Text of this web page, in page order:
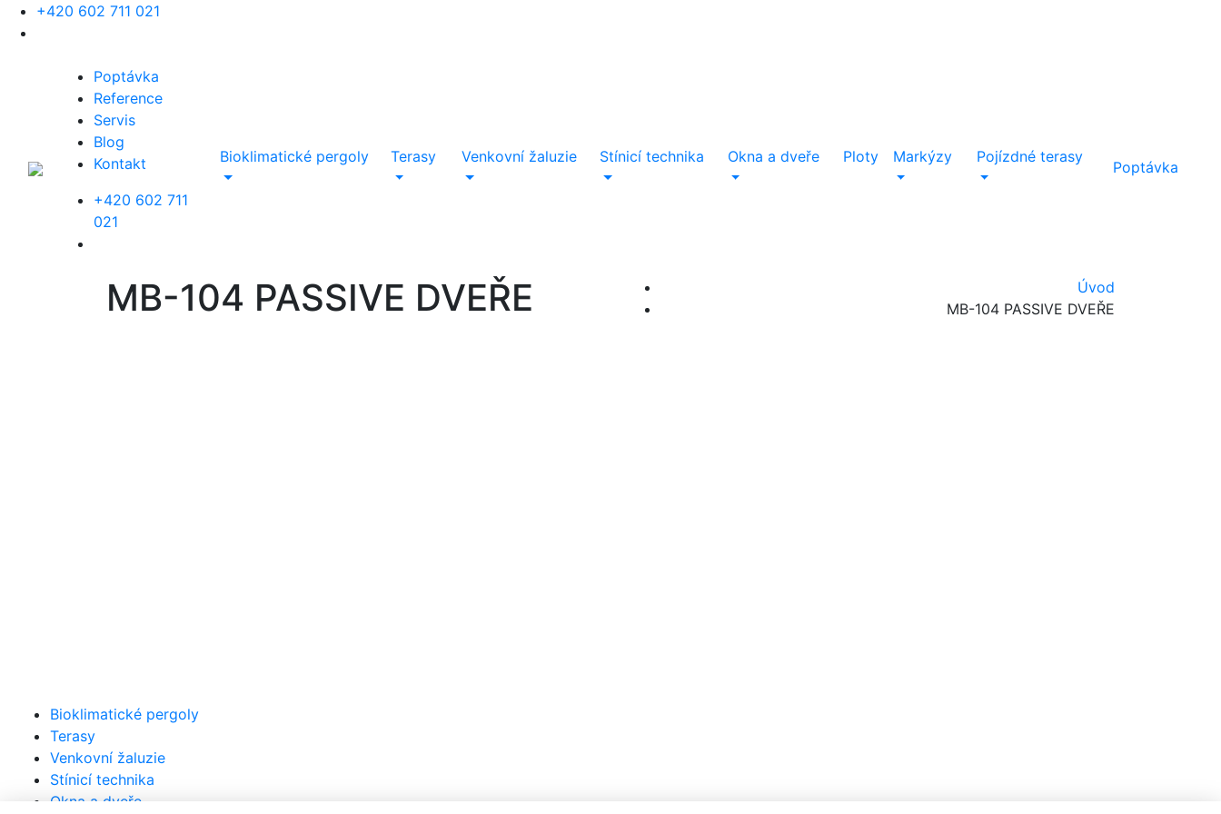
+420 602 711 021
Poptávka
Reference
Servis
Blog
Kontakt
+420 602 711
021
Bioklimatické pergoly Terasy Venkovní žaluzie Stínicí technika Okna a dveře Ploty Markýzy Pojízdné terasy
Poptávka
MB-104 PASSIVE DVEŘE
Úvod
MB-104 PASSIVE DVEŘE
Adam Spurný
Bioklimatické pergoly
Terasy
Venkovní žaluzie
Stínicí technika
Okna a dveře